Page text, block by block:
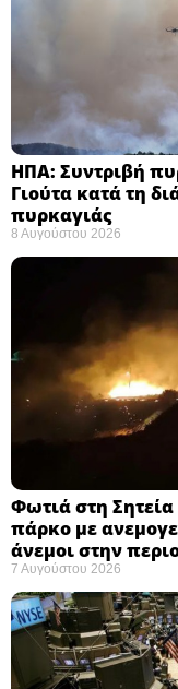
ΗΠΑ: Συντριβή
Γιούτα κατά τη
πυρκαγιάς ​
8 Αυγούστου 2026
Φωτιά στη
πάρκο με
άνεμοι στην
7 Αυγούστου 2026